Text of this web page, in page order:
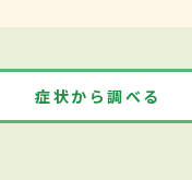
症状から調べる